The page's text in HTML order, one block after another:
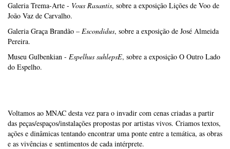
Galeria Trema-Arte - Vous Rasantis, sobre a exposição Lições de Voo de
João Vaz de Carvalho.
Galeria Graça Brandão – Escondidus, sobre a exposição de José Almeida
Pereira.
Museu Gulbenkian - Espelhus suhlepsE, sobre a exposição O Outro Lado
do Espelho.
Voltamos ao MNAC desta vez para o invadir com cenas criadas a partir
das peças/espaços/instalações propostas por artistas vivos. Criamos textos,
ações e dinâmicas tentando encontrar uma ponte entre a temática, as obras
e as vivências e sentimentos de cada intérprete.